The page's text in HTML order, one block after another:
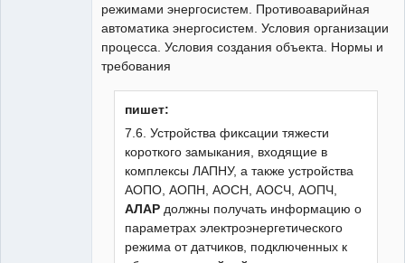
режимами энергосистем. Противоаварийная
автоматика энергосистем. Условия организации
процесса. Условия создания объекта. Нормы и
требования
пишет:
7.6. Устройства фиксации тяжести
короткого замыкания, входящие в
комплексы ЛАПНУ, а также устройства
АОПО, АОПН, АОСН, АОСЧ, АОПЧ,
АЛАРдолжны получать информацию о
параметрах электроэнергетического
режима от датчиков, подключенных к